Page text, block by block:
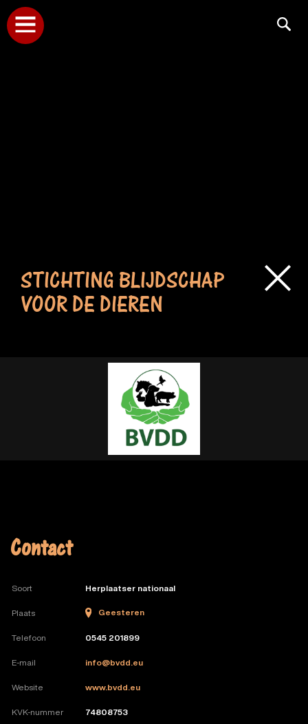
STICHTING BLIJDSCHAP
VOOR DE DIEREN
Contact
Soort Herplaatser nationaal
Plaats Geesteren
Telefoon 0545 201899
E-mail info@bvdd.eu
Website www.bvdd.eu
KVK-nummer 74808753